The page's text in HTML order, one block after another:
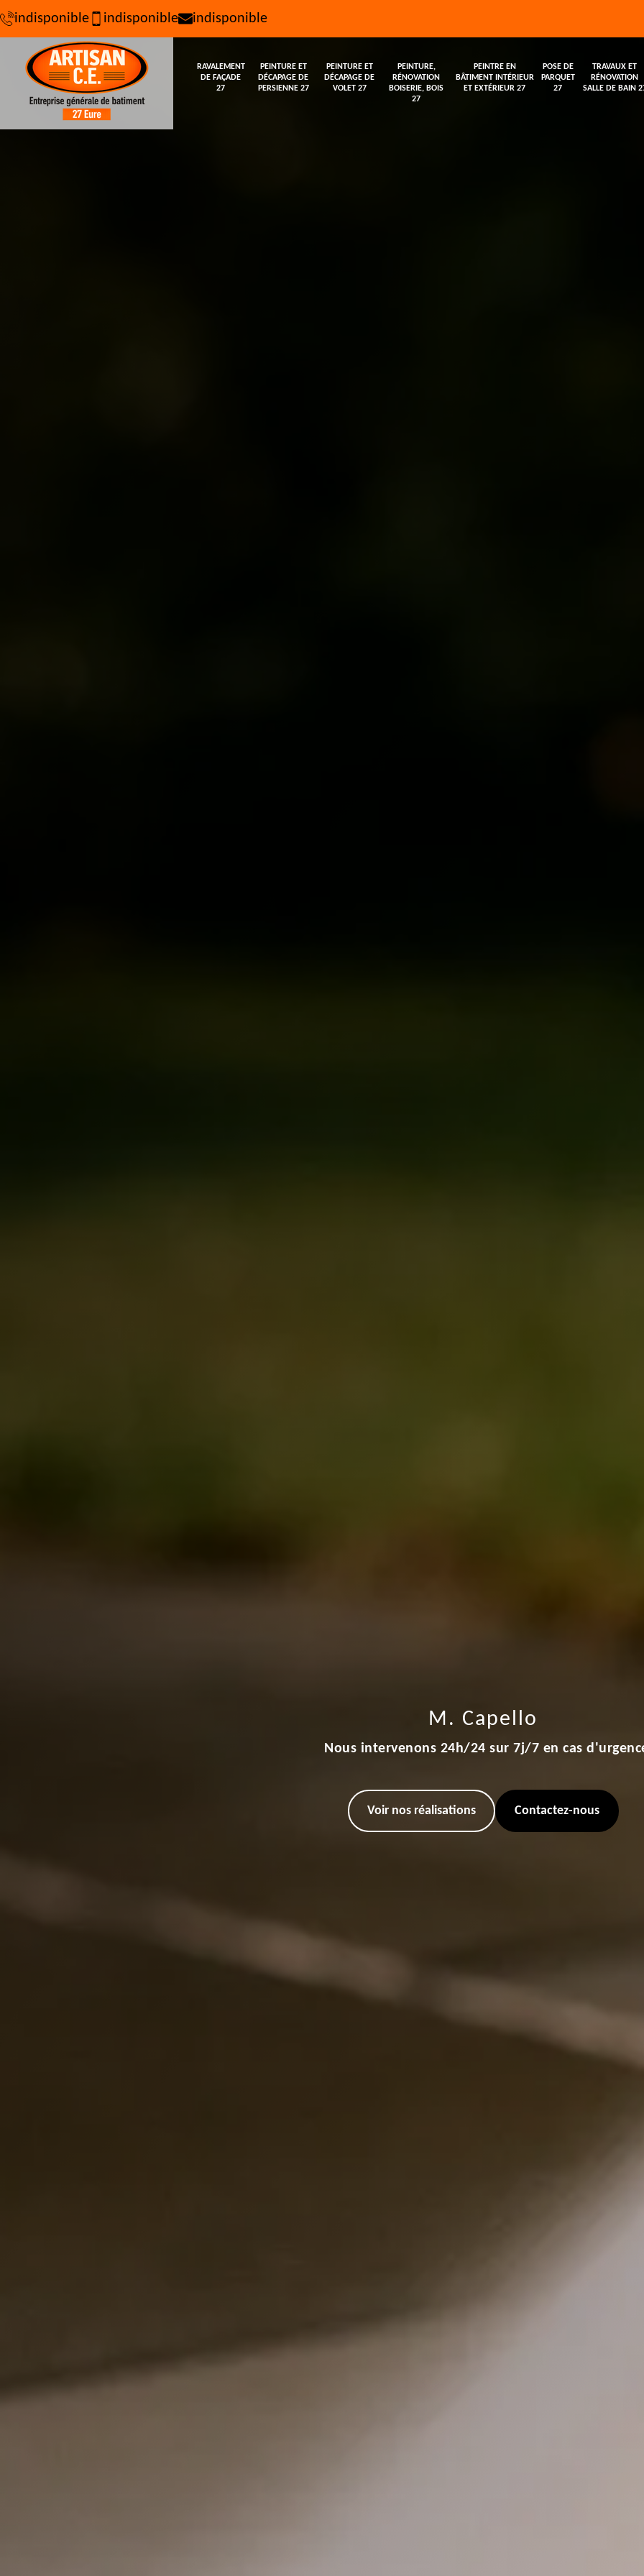
indisponible indisponible indisponible
RAVALEMENT
DE FAÇADE
27
PEINTURE ET
DÉCAPAGE DE
PERSIENNE 27
PEINTURE ET
DÉCAPAGE DE
VOLET 27
PEINTURE,
RÉNOVATION
BOISERIE, BOIS
27
PEINTRE EN
BÂTIMENT INTÉRIEUR
ET EXTÉRIEUR 27
POSE DE
PARQUET
27
TRAVAUX ET
RÉNOVATION
SALLE DE BAIN
M. Capello
Nous intervenons 24h/24 sur 7j/7 en cas
Voir nos réalisations Contactez-nous